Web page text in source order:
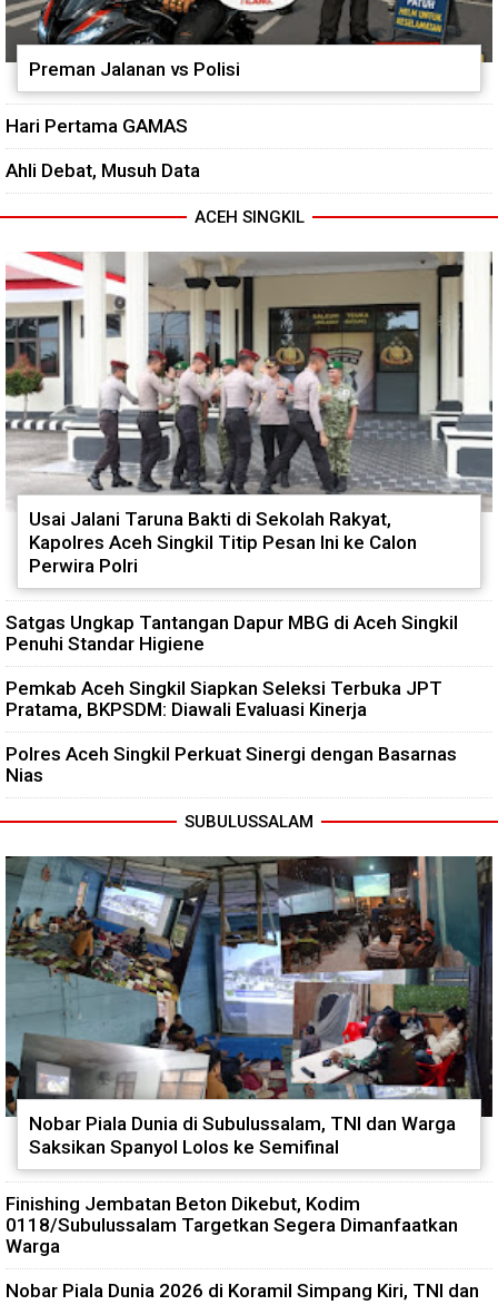
Preman Jalanan vs Polisi
Hari Pertama GAMAS
Ahli Debat, Musuh Data
ACEH SINGKIL
Usai Jalani Taruna Bakti di Sekolah Rakyat,
Kapolres Aceh Singkil Titip Pesan Ini ke Calon
Perwira Polri
Satgas Ungkap Tantangan Dapur MBG di Aceh Singkil
Penuhi Standar Higiene
Pemkab Aceh Singkil Siapkan Seleksi Terbuka JPT
Pratama, BKPSDM: Diawali Evaluasi Kinerja
Polres Aceh Singkil Perkuat Sinergi dengan Basarnas
Nias
SUBULUSSALAM
Nobar Piala Dunia di Subulussalam, TNI dan Warga
Saksikan Spanyol Lolos ke Semifinal
Finishing Jembatan Beton Dikebut, Kodim
0118/Subulussalam Targetkan Segera Dimanfaatkan
Warga
Nobar Piala Dunia 2026 di Koramil Simpang Kiri, TNI dan